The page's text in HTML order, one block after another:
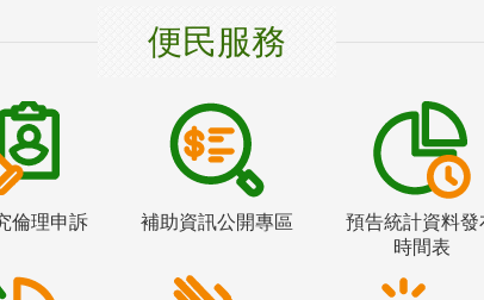
便民服務
倫理申訴 補助資訊公開專區
預告統計資料發
時間表